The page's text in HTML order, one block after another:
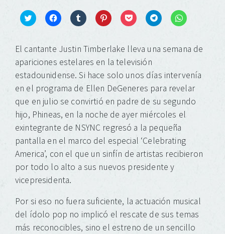
Click
on
Twitter
(Se
abre
en
una
ventana
nueva)
Haz
compartir
en
Facebook
(Se
abre
en
una
ventana
nueva)
Haz
compartir
en
Tumblr
(Se
abre
en
una
ventana
nueva)
Haz
compartir
en
Pinterest
(Se
abre
en
una
ventana
nueva)
Haz
compartir
en
Pocket
(Se
abre
en
una
ventana
nueva)
Haz
compartir
en
Telegram
(Se
abre
en
una
ventana
nueva)
Haz
compartir
en
abre
en
una
ventana
nueva)
El cantante Justin Timberlake lleva una semana de
apariciones estelares en la televisión
estadounidense. Si hace solo unos días intervenía
en el programa de Ellen DeGeneres para revelar
que en julio se convirtió en padre de su segundo
hijo, Phineas, en la noche de ayer miércoles el
exintegrante de NSYNC regresó a la pequeña
pantalla en el marco del especial ‘Celebrating
America’, con el que un sinfín de artistas recibieron
por todo lo alto a sus nuevos presidente y
vicepresidenta.
Por si eso no fuera suficiente, la actuación musical
del ídolo pop no implicó el rescate de sus temas
más reconocibles, sino el estreno de un sencillo